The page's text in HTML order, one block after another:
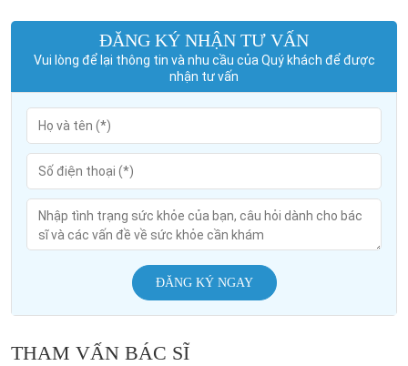
ĐĂNG KÝ NHẬN TƯ VẤN
Vui lòng để lại thông tin và nhu cầu của Quý khách để được
nhận tư vấn
ĐĂNG KÝ NGAY
THAM VẤN BÁC SĨ